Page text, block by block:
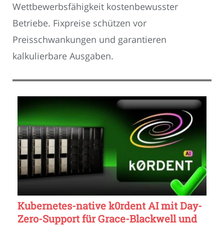
Wettbewerbsfähigkeit kostenbewusster
Betriebe. Fixpreise schützen vor
Preisschwankungen und garantieren
kalkulierbare Ausgaben.
Kubernetes-native k0rdent AI mit Day-
Zero-Support für Grace-Blackwell und